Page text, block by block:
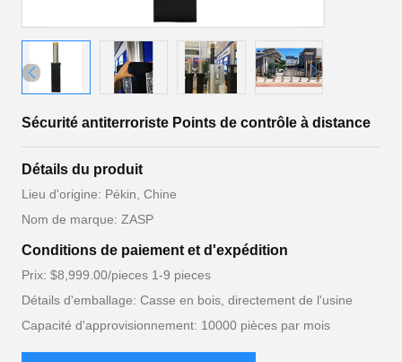
Sécurité antiterroriste Points de contrôle à distance
Détails du produit
Lieu d'origine: Pékin, Chine
Nom de marque: ZASP
Conditions de paiement et d'expédition
Prix: $8,999.00/pieces 1-9 pieces
Détails d'emballage: Casse en bois, directement de l'usine
Capacité d'approvisionnement: 10000 pièces par mois